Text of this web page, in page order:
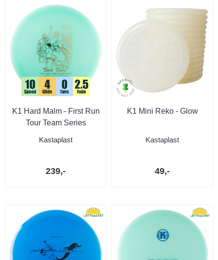
K1 Hard Malm - First Run
Tour Team Series
Kastaplast
239,-
K1 Mini Reko - Glow
Kastaplast
49,-